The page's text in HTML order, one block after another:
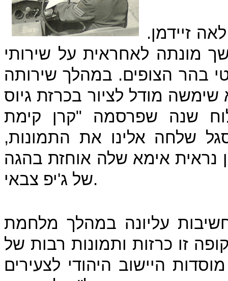
זיידמן.
מונתה לאחראית על שירותי
בהר הצופים. במהלך שירותה
מודל לציור בכרזת גיוס
שנה שפרסמה "קרן קימת
שלחה אלינו את התמונות,
נראית אימא שלה אוחזת בהגה
של ג'יפ צבאי.
עליונה במהלך מלחמת
זו כרזות ותמונות רבות של
היישוב היהודי לצעירים